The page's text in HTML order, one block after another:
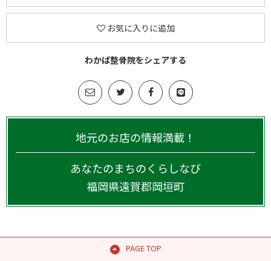
お気に入りに追加
わかば整骨院をシェアする
地元のお店の情報満載！
あなたのまちのくらしなび
福岡県遠賀郡岡垣町
PAGE TOP